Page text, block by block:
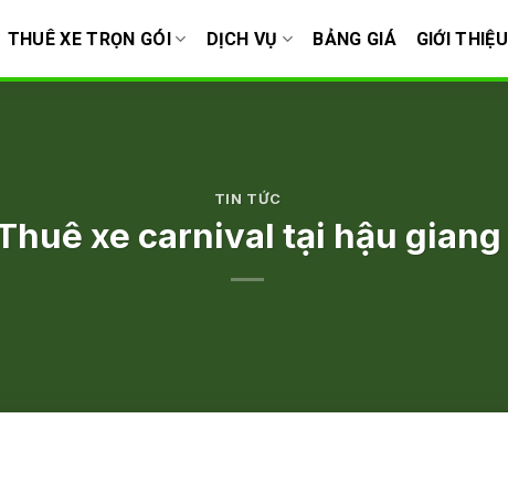
THUÊ XE TRỌN GÓI DỊCH VỤ BẢNG GIÁ GIỚI THIỆU
TIN TỨC
xe carnival tại hậu giang